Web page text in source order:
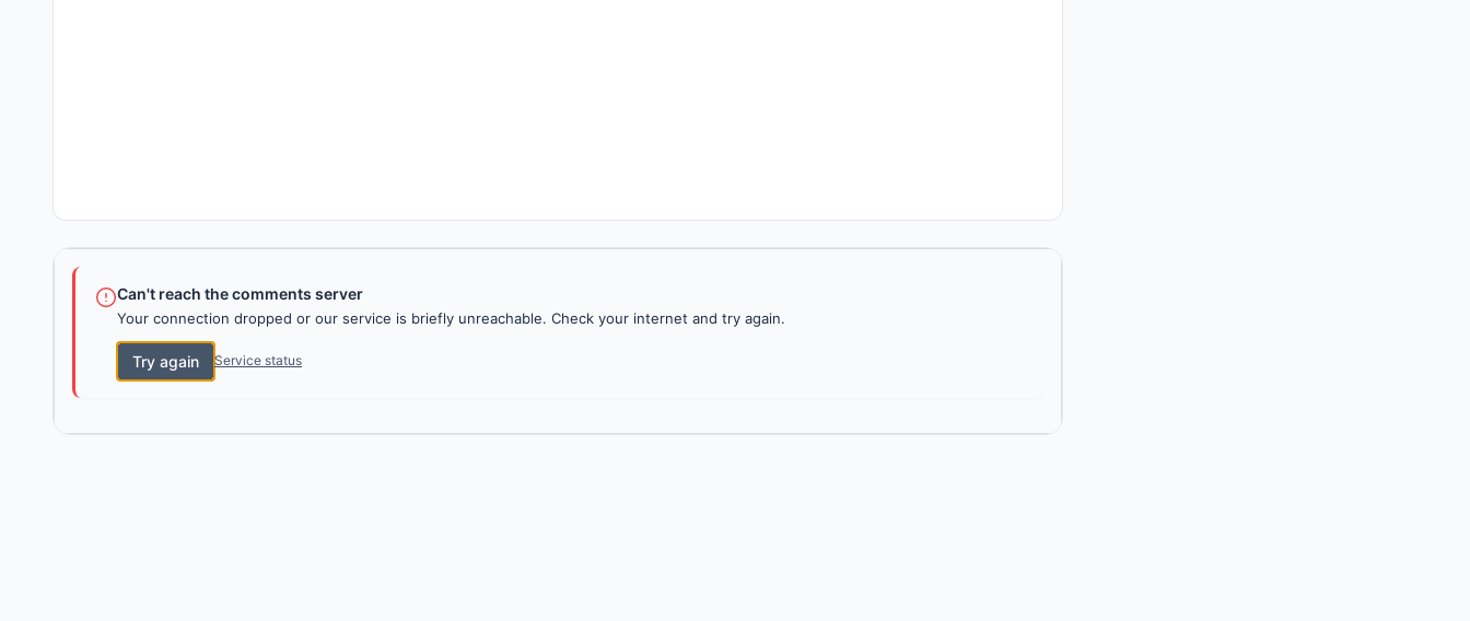
Can't reach the comments server
Your connection dropped or our service is briefly unreachable. Check your internet and try again.
Try again Service status